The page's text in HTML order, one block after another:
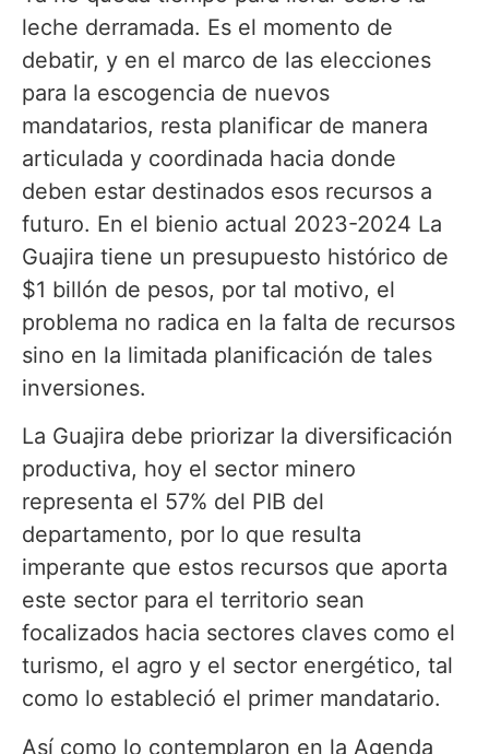
leche derramada. Es el momento de
debatir, y en el marco de las elecciones
para la escogencia de nuevos
mandatarios, resta planificar de manera
articulada y coordinada hacia donde
deben estar destinados esos recursos a
futuro. En el bienio actual 2023-2024 La
Guajira tiene un presupuesto histórico de
$1 billón de pesos, por tal motivo, el
problema no radica en la falta de recursos
sino en la limitada planificación de tales
inversiones.
La Guajira debe priorizar la diversificación
productiva, hoy el sector minero
representa el 57% del PIB del
departamento, por lo que resulta
imperante que estos recursos que aporta
este sector para el territorio sean
focalizados hacia sectores claves como el
turismo, el agro y el sector energético, tal
como lo estableció el primer mandatario.
Así como lo contemplaron en la Agenda